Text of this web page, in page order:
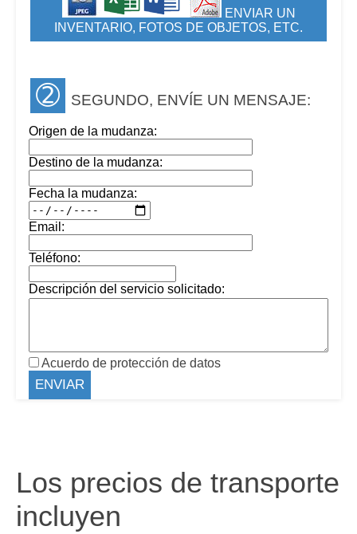
ENVIAR UN
INVENTARIO, FOTOS DE OBJETOS, ETC.
➁ SEGUNDO, ENVÍE UN MENSAJE:
Origen de la mudanza:
Destino de la mudanza:
Fecha la mudanza:
Email:
Teléfono:
Descripción del servicio solicitado:
Acuerdo de protección de datos
Los precios de transporte
incluyen